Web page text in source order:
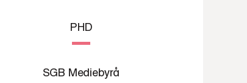
PHD
SGB Mediebyrå